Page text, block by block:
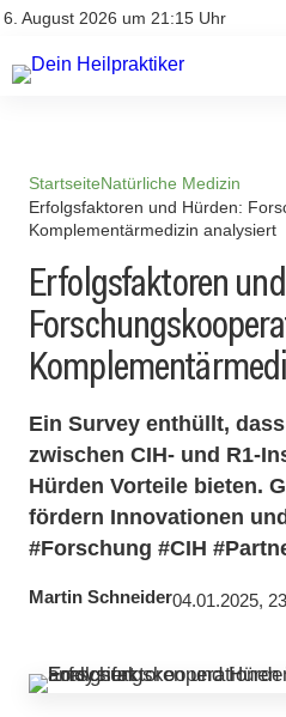
6. August 2026 um 21:15 Uhr
Impressum
Natürliche Medizin
Heilpflanzen & Kräuterkunde
StartseiteNatürliche Medizin
Erfolgsfaktoren und Hürden:
Komplementärmedizin analysiert
Erfolgsfaktoren
Ein Survey enthüllt,
zwischen CIH- und R1-
Hürden Vorteile bieten.
fördern Innovationen
#Forschung #CIH
Martin Schneider04.01.2025,